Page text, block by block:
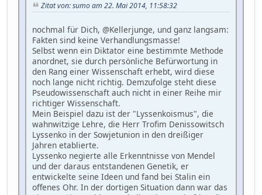
Zitat von: sumo am 22. Mai 2014, 11:58:32
nochmal für Dich, @Kellerjunge, und ganz langsam:
Fakten sind keine Verhandlungsmasse!
Selbst wenn ein Diktator eine bestimmte Methode
anordnet, sie durch persönliche Befürwortung in
den Rang einer Wissenschaft erhebt, wird diese
noch lange nicht richtig. Demzufolge steht diese
Pseudowissenschaft auch nicht in einer Reihe mir
richtiger Wissenschaft.
Mein Beispiel dazu ist der "Lyssenkoismus", die
wahnwitzige Lehre, die Herr Trofim Denissowitsch
Lyssenko in der Sowjetunion in den dreißiger
Jahren etablierte.
Lyssenko negierte alle Erkenntnisse von Mendel
und der daraus entstandenen Genetik, er
entwickelte seine Ideen und fand bei Stalin ein
offenes Ohr. In der dortigen Situation dann war das